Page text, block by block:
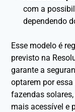
com a
dependendo
Esse modelo é
previsto na
garante a
optarem por
fazendas
mais acessível e